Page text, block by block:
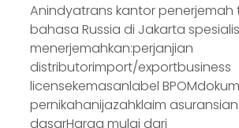
Anindyatrans kantor penerjemah
bahasa Russia di Jakarta spesialis
menerjemahkan:perjanjian
distributorimport/exportbusiness
licensekemasanlabel
pernikahanijazahklaim
dasarHarga mulai dari